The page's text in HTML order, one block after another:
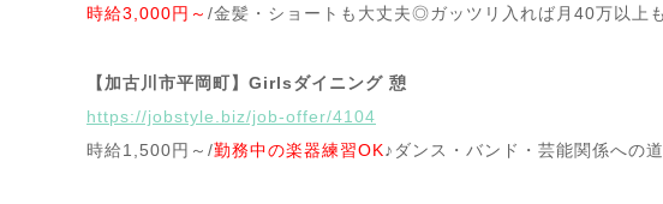
時給3,000円～ /金髪・ショートも大丈夫◎ガッツリ入れば月40万以上
【加古川市平岡町】Girlsダイニング 憩
https://jobstyle.biz/job-offer/4104
時給1,500円～/勤務中の楽器練習OK♪ダンス・バンド・芸能関係への